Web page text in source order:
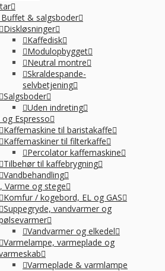
Buffet & salgsboder
Diskløsninger
Kaffedisk
Modulopbygget
Neutral montre
Skraldespande-
selvbetjening
Salgsboder
Uden indreting
og Espresso
Kaffemaskine til baristakaffe
Kaffemaskiner til filterkaffe
Percolator kaffemaskine
Tilbehør til kaffebrygning
Vandbehandling
Varme og stege
Komfur / kogebord, EL og GAS
Suppegryde, vandvarmer og
Vandvarmer og elkedel
Varmelampe, varmeplade og
Varmeplade & varmlampe